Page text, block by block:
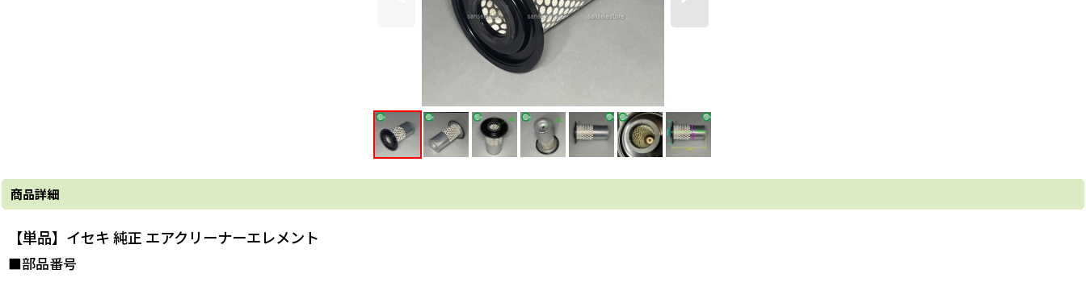
商品詳細
【単品】イセキ 純正 エアクリーナーエレメント
■部品番号